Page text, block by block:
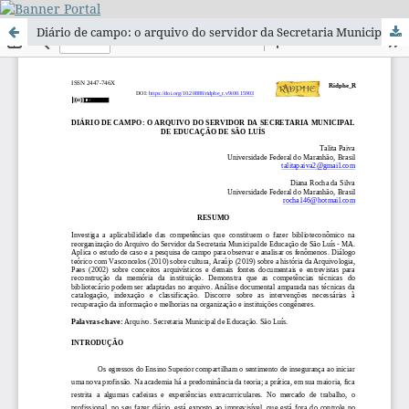
Diário de campo: o arquivo do servidor da Secretaria Municipal de Educação de São Luís